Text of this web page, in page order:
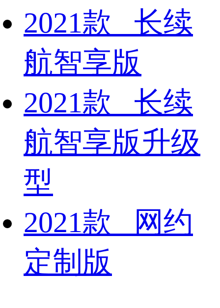
2021款 长续
航智享版
2021款 长续
航智享版升级
型
2021款 网约
定制版